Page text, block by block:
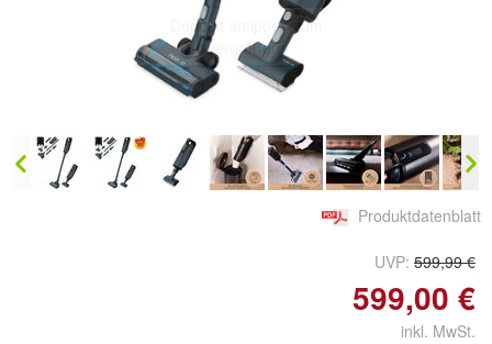
Doppelt antippen zum
vergrößern
Produktdatenblatt
UVP: 599,99 €
599,00 €
inkl. MwSt.